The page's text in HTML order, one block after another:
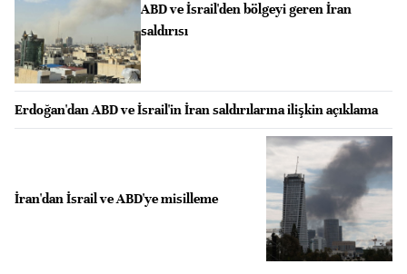
ABD ve İsrail'den bölgeyi geren İran
saldırısı
Erdoğan'dan ABD ve İsrail'in İran saldırılarına ilişkin açıklama
İran'dan İsrail ve ABD'ye misilleme